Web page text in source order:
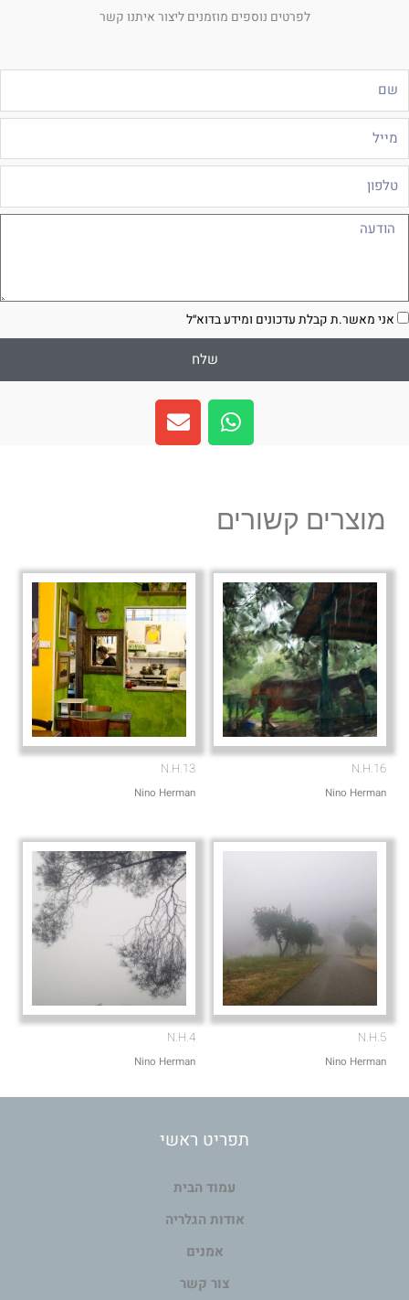
לפרטים נוספים מוזמנים ליצור איתנו קשר
אני מאשר.ת קבלת עדכונים ומידע בדוא״ל
שלח
W
h
a
a
p
E
n
v
e
מוצרים קשורים
N.H.16
Nino Herman
N.H.13
Nino Herman
N.H.5
Nino Herman
N.H.4
Nino Herman
תפריט ראשי
עמוד הבית
אודות הגלריה
אמנים
צור קשר